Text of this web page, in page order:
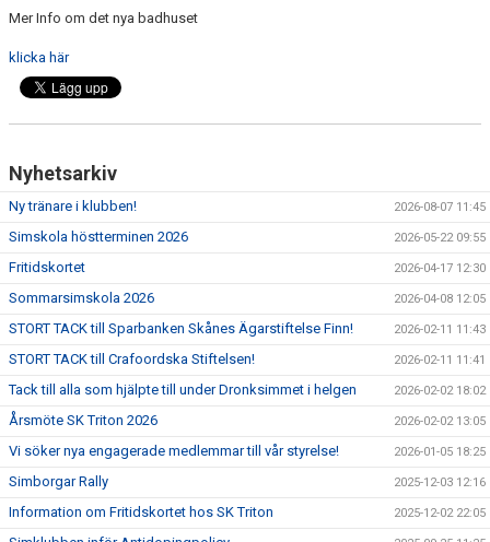
Mer Info om det nya badhuset
klicka här
Nyhetsarkiv
Ny tränare i klubben! 2026-08-07 11:45
Simskola höstterminen 2026 2026-05-22 09:55
Fritidskortet 2026-04-17 12:30
Sommarsimskola 2026 2026-04-08 12:05
STORT TACK till Sparbanken Skånes Ägarstiftelse Finn! 2026-02-11 11:43
STORT TACK till Crafoordska Stiftelsen! 2026-02-11 11:41
Tack till alla som hjälpte till under Dronksimmet i helgen 2026-02-02 18:02
Årsmöte SK Triton 2026 2026-02-02 13:05
Vi söker nya engagerade medlemmar till vår styrelse! 2026-01-05 18:25
Simborgar Rally 2025-12-03 12:16
Information om Fritidskortet hos SK Triton 2025-12-02 22:05